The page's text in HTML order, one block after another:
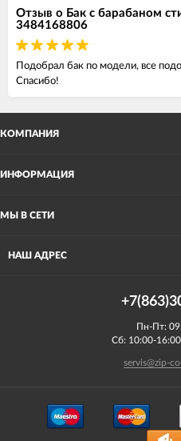
Отзыв о Бак с барабаном
3484168806
Подобрал бак по модели, все
Спасибо!
КОМПАНИЯ
ИНФОРМАЦИЯ
МЫ В СЕТИ
НАШ АДРЕС
Пн-Пт:
Сб: 10:00-
servis@zip-